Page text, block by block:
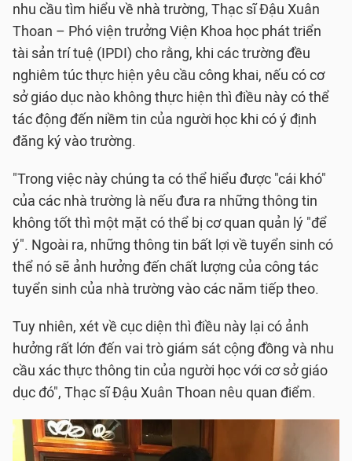
nhu cầu tìm hiểu về nhà trường, Thạc sĩ Đậu Xuân
Thoan – Phó viện trưởng Viện Khoa học phát triển
tài sản trí tuệ (IPDI) cho rằng, khi các trường đều
nghiêm túc thực hiện yêu cầu công khai, nếu có cơ
sở giáo dục nào không thực hiện thì điều này có thể
tác động đến niềm tin của người học khi có ý định
đăng ký vào trường.
"Trong việc này chúng ta có thể hiểu được "cái khó"
của các nhà trường là nếu đưa ra những thông tin
không tốt thì một mặt có thể bị cơ quan quản lý "để
ý". Ngoài ra, những thông tin bất lợi về tuyển sinh có
thể nó sẽ ảnh hưởng đến chất lượng của công tác
tuyển sinh của nhà trường vào các năm tiếp theo.
Tuy nhiên, xét về cục diện thì điều này lại có ảnh
hưởng rất lớn đến vai trò giám sát cộng đồng và nhu
cầu xác thực thông tin của người học với cơ sở giáo
dục đó", Thạc sĩ Đậu Xuân Thoan nêu quan điểm.